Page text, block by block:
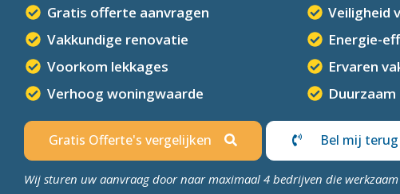
Gratis offerte aanvragen
Vakkundige renovatie
Voorkom lekkages
Verhoog woningwaarde
Veiligheid
Energie-
Ervaren
Gratis Offerte's vergelijken Bel mij terug
Wij sturen uw aanvraag door naar maximaal 4 bedrijven die